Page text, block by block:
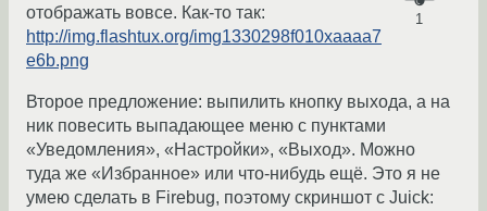
1
отображать вовсе. Как-то так:
http://img.flashtux.org/img1330298f010xaaaa7
e6b.png
Второе предложение: выпилить кнопку выхода, а на
ник повесить выпадающее меню с пунктами
«Уведомления», «Настройки», «Выход». Можно
туда же «Избранное» или что-нибудь ещё. Это я не
умею сделать в Firebug, поэтому скриншот с Juick: